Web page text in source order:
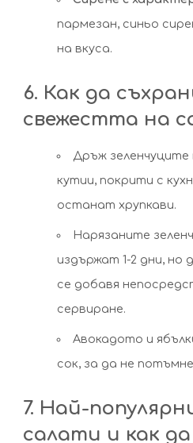
пармезан, синьо
на вкуса.
6. Как да
свежестта на
Дръж зеленчуците
кутии, покрити с
останат хрупкави.
Нарязаните
издържат 1-2 дни, но
се добавя
сервиране.
Авокадото и
сок, за да не
7. Най-
салати и как